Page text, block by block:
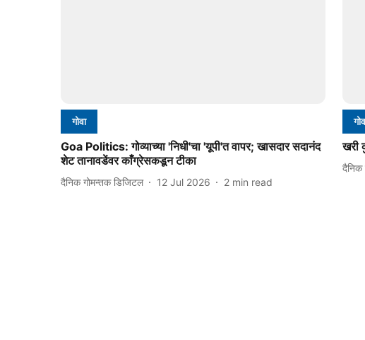
गोवा
Goa Politics: गोव्याच्या 'निधी'चा 'यूपी'त वापर; खासदार सदानंद
शेट तानावडेंवर काँग्रेसकडून टीका
दैनिक गोमन्तक डिजिटल 12 Jul 2026 2 min read
खरी
दैनिक